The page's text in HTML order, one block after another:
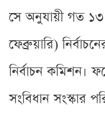
সে অনুযায়ী গত ১৩
ফেব্রুয়ারি)
নির্বাচন
সংবিধান সংস্কার